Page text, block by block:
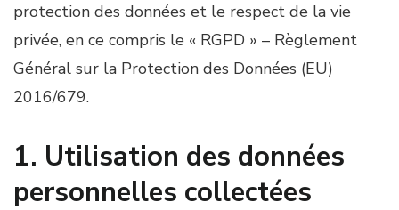
protection des données et le respect de la vie
privée, en ce compris le « RGPD » – Règlement
Général sur la Protection des Données (EU)
2016/679.
1. Utilisation des données
personnelles collectées